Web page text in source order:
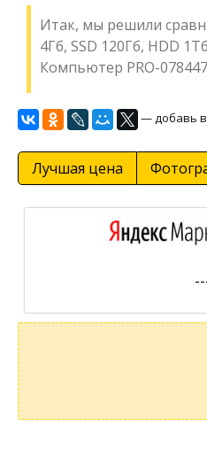
Итак, мы решили
4Гб, SSD 120Гб, HDD
Компьютер PRO-
— добавь в
Лучшая цена